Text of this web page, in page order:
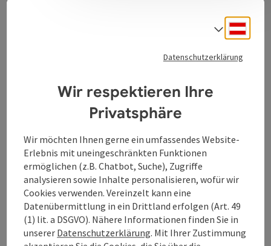
traditionellen Weihnachtsmarkt ab 13:00 Uhr am
Ausstellungsräume sowohl am Ortsplatz, als auch in
Um ca. 16:00 Uhr kommt der Nikolaus auf einen Besuch
Einladung & Anmeldeformular für Aussteller
Anmeldung Aussteller 2026
Kontakt
Veranstaltungsort
Datenschutzerklärung
Wir respektieren Ihre
Privatsphäre
Wir möchten Ihnen gerne ein umfassendes Website-
Erlebnis mit uneingeschränkten Funktionen
ermöglichen (z.B. Chatbot, Suche), Zugriffe
analysieren sowie Inhalte personalisieren, wofür wir
Cookies verwenden. Vereinzelt kann eine
Datenübermittlung in ein Drittland erfolgen (Art. 49
(1) lit. a DSGVO). Nähere Informationen finden Sie in
unserer Datenschutzerklärung. Mit Ihrer Zustimmung